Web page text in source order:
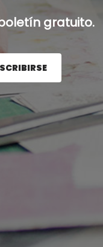
gratuito.
aquí y